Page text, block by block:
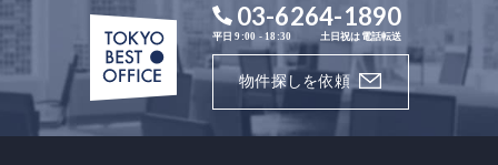
03-6264-1890
平日 9:00 - 18:30 土日祝は電話転送
物件探しを依頼